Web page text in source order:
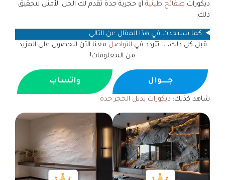
ديكورات صفائح طينية أو حجرية جدة تقدم لك الحل الأمثل لتحقيق
ذلك.
كما سنتحدث في هذا المقال عن التالي :
قبل كل ذلك، لا تتردد في التواصل معنا الآن للحصول على المزيد
من المعلومات!
جــــوال واتساب
شاهد كذلك: ديكورات بديل الحجر جدة